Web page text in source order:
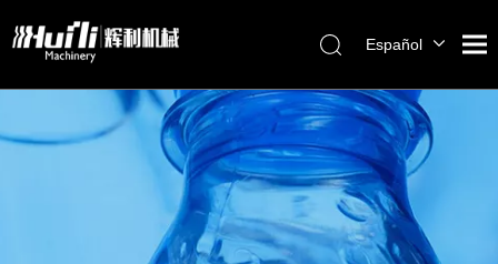
Español
العربية
Français
Pусский
Português